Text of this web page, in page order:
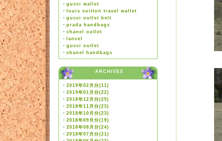
・ gucci wallet
・
louis vuitton travel wallet
・ gucci outlet belt
・ prada handbags
・ chanel outlet
・
lancel
・ gucci outlet
・ chanel handbags
ARCHIVES
・ 2019年02月分(11)
・ 2019年01月分(22)
・ 2018年12月分(25)
・ 2018年11月分(23)
・ 2018年10月分(23)
・ 2018年09月分(19)
・ 2018年08月分(24)
・ 2018年07月分(21)